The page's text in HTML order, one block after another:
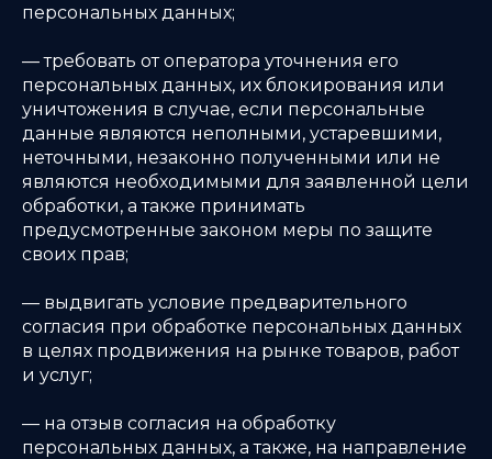
персональных данных;
— требовать от оператора уточнения его
персональных данных, их блокирования или
уничтожения в случае, если персональные
данные являются неполными, устаревшими,
неточными, незаконно полученными или не
являются необходимыми для заявленной цели
обработки, а также принимать
предусмотренные законом меры по защите
своих прав;
— выдвигать условие предварительного
согласия при обработке персональных данных
в целях продвижения на рынке товаров, работ
и услуг;
— на отзыв согласия на обработку
персональных данных, а также, на направление